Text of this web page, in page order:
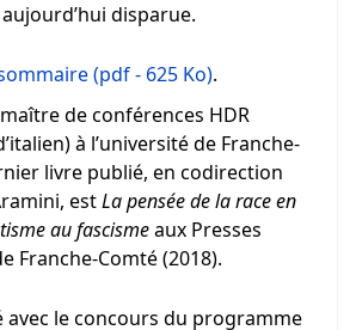
disparue.
(pdf - 625 Ko).
de conférences HDR
à l’université de Franche-
livre publié, en codirection
estLa pensée de la race en
au fascismeaux Presses
Franche-Comté (2018).
avec le concours du programme